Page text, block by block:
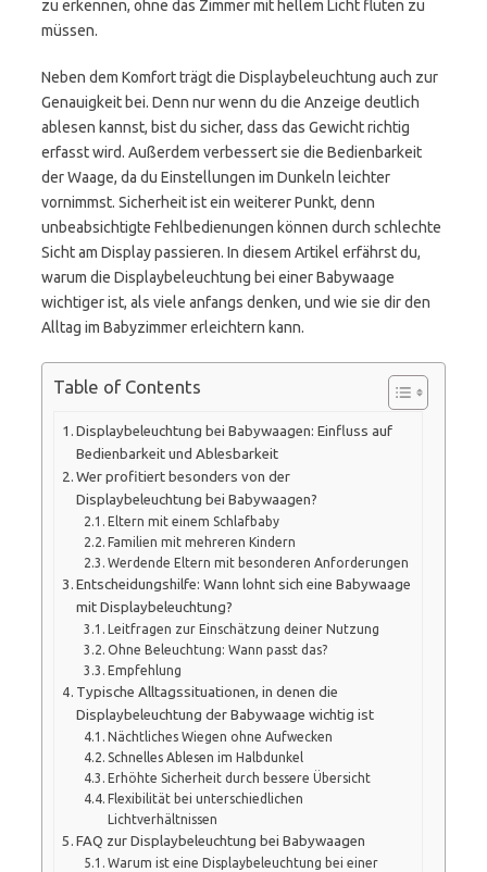
zu erkennen, ohne das Zimmer mit hellem Licht fluten zu
müssen.
Neben dem Komfort trägt die Displaybeleuchtung auch zur
Genauigkeit bei. Denn nur wenn du die Anzeige deutlich
ablesen kannst, bist du sicher, dass das Gewicht richtig
erfasst wird. Außerdem verbessert sie die Bedienbarkeit
der Waage, da du Einstellungen im Dunkeln leichter
vornimmst. Sicherheit ist ein weiterer Punkt, denn
unbeabsichtigte Fehlbedienungen können durch schlechte
Sicht am Display passieren. In diesem Artikel erfährst du,
warum die Displaybeleuchtung bei einer Babywaage
wichtiger ist, als viele anfangs denken, und wie sie dir den
Alltag im Babyzimmer erleichtern kann.
Table of Contents
Displaybeleuchtung bei Babywaagen: Einfluss auf
Bedienbarkeit und Ablesbarkeit
Wer profitiert besonders von der
Displaybeleuchtung bei Babywaagen?
Eltern mit einem Schlafbaby
Familien mit mehreren Kindern
Werdende Eltern mit besonderen Anforderungen
Entscheidungshilfe: Wann lohnt sich eine Babywaage
mit Displaybeleuchtung?
Leitfragen zur Einschätzung deiner Nutzung
Ohne Beleuchtung: Wann passt das?
Empfehlung
Typische Alltagssituationen, in denen die
Displaybeleuchtung der Babywaage wichtig ist
Nächtliches Wiegen ohne Aufwecken
Schnelles Ablesen im Halbdunkel
Erhöhte Sicherheit durch bessere Übersicht
Flexibilität bei unterschiedlichen
Lichtverhältnissen
FAQ zur Displaybeleuchtung bei Babywaagen
Warum ist eine Displaybeleuchtung bei einer